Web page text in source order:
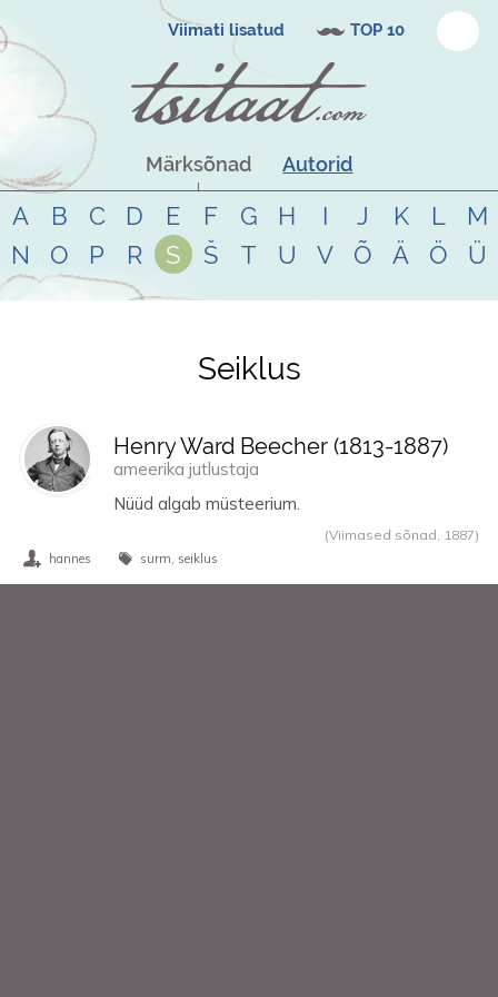
Viimati lisatud TOP 10
Märksõnad Autorid
A B C D E F G H I J K L
M
N
O P R S Š T U V Õ Ä Ö Ü
Tsitaadid teemalseiklus
Seiklus
Henry Ward Beecher (1813-1887)
ameerika jutlustaja
Nüüd algab müsteerium.
(Viimased sõnad, 1887)
hannes surm seiklus